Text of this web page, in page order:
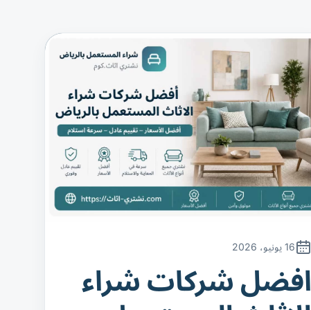
16 يونيو، 2026
افضل شركات شراء